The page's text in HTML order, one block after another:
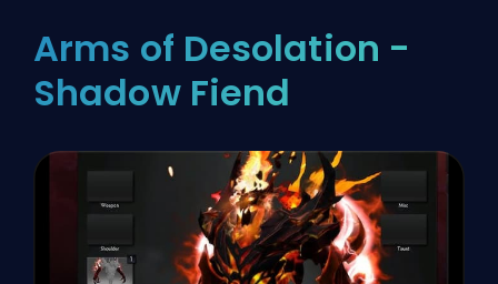
Arms of Desolation -
Shadow Fiend